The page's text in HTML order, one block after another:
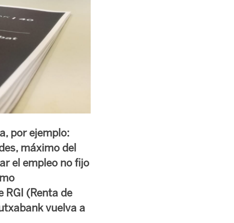
por ejemplo:
máximo del
el empleo no fijo
RGI (Renta de
vuelva a